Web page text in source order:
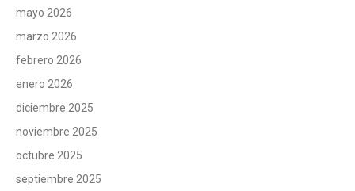
mayo 2026
marzo 2026
febrero 2026
enero 2026
diciembre 2025
noviembre 2025
octubre 2025
septiembre 2025